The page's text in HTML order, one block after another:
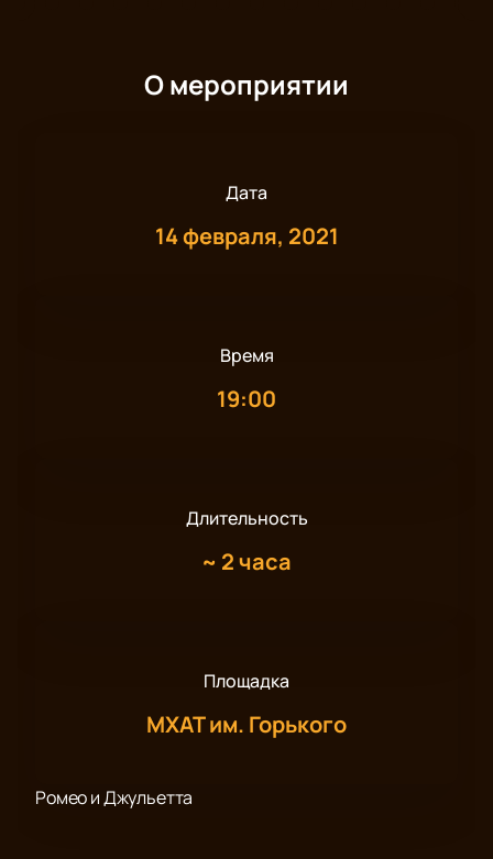
О мероприятии
Дата
14 февраля, 2021
Время
19:00
Длительность
~ 2 часа
Площадка
МХАТ им. Горького
Ромео и Джульетта